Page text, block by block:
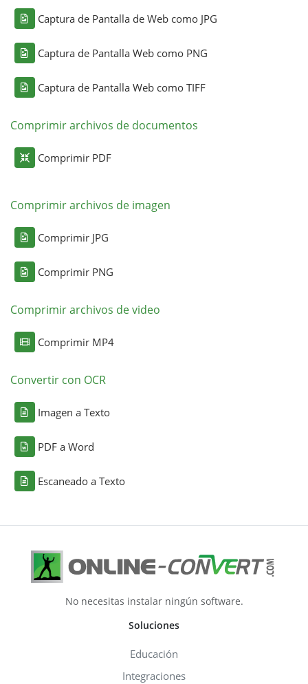
Captura de Pantalla de Web como JPG
Captura de Pantalla Web como PNG
Captura de Pantalla Web como TIFF
Comprimir archivos de documentos
Comprimir PDF
Comprimir archivos de imagen
Comprimir JPG
Comprimir PNG
Comprimir archivos de video
Comprimir MP4
Convertir con OCR
Imagen a Texto
PDF a Word
Escaneado a Texto
No necesitas instalar ningún software.
Soluciones
Educación
Integraciones